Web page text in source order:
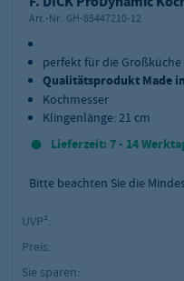
Art.-Nr.: GH-85447210-12
perfekt für die
Qualitätsprodukt Made
Kochmesser
Klingenlänge: 21 cm
Lieferzeit: 7 - 14
Bitte beachten Sie die
UVP²:
Preis:
Sie sparen: